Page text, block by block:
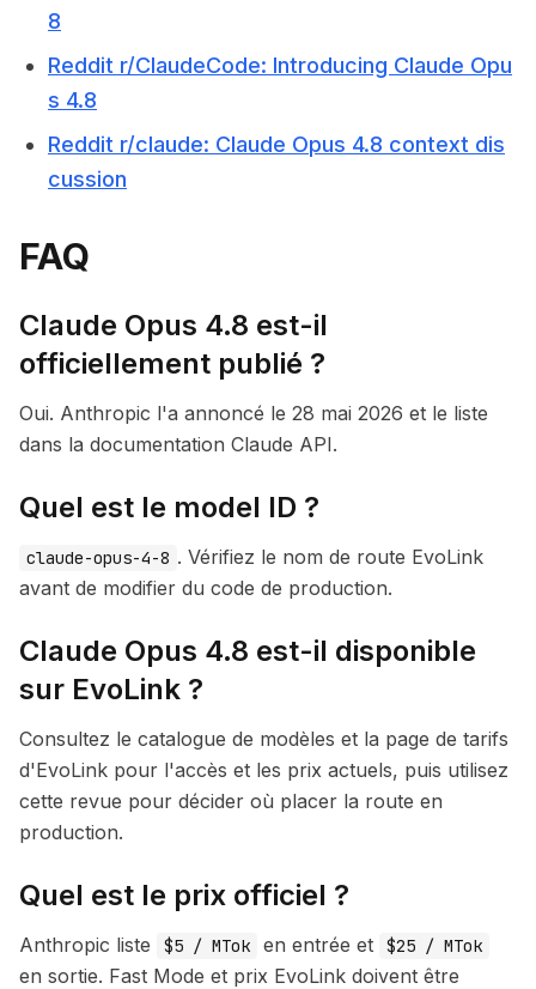
8
Reddit r/ClaudeCode: Introducing Claude Opu
s 4.8
Reddit r/claude: Claude Opus 4.8 context dis
cussion
FAQ
Claude Opus 4.8 est-il
officiellement publié ?
Oui. Anthropic l'a annoncé le 28 mai 2026 et le liste
dans la documentation Claude API.
Quel est le model ID ?
claude-opus-4-8 . Vérifiez le nom de route EvoLink
avant de modifier du code de production.
Claude Opus 4.8 est-il disponible
sur EvoLink ?
Consultez le catalogue de modèles et la page de tarifs
d'EvoLink pour l'accès et les prix actuels, puis utilisez
cette revue pour décider où placer la route en
production.
Quel est le prix officiel ?
Anthropic liste $5 / MTok en entrée et $25 / MTok
en sortie. Fast Mode et prix EvoLink doivent être